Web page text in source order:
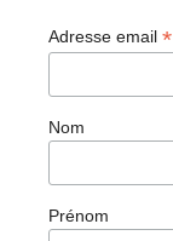
Adresse email *
Nom
Prénom